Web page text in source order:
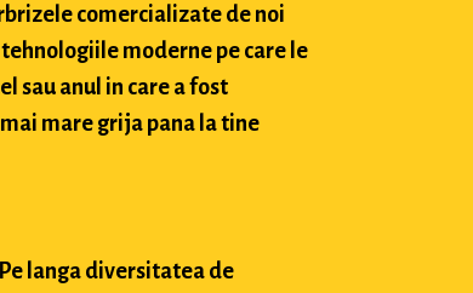
comercializate de noi
moderne pe care le
sau anul in care a fost
mare grija pana la tine
langa diversitatea de